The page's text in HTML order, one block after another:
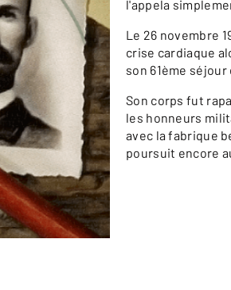
l'appela
Le 26 novembre
crise cardiaque
son 61ème
Son corps fut
les honneurs
avec la fabrique
poursuit encore